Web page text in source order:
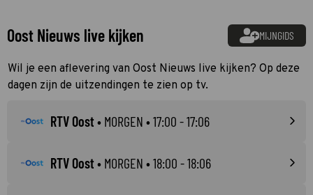
Oost Nieuws live kijken MIJNGIDS
Wil je een aflevering van Oost Nieuws live kijken? Op deze
dagen zijn de uitzendingen te zien op tv.
RTV Oost• MORGEN • 17:00 - 17:06
RTV Oost• MORGEN • 18:00 - 18:06